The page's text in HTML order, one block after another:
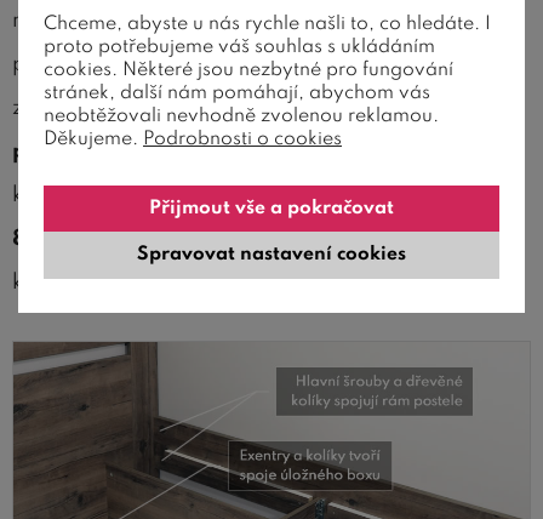
model postele neumožňuje výškově nastavovat
polohu roštů - mají tedy vždy pevnou pozici (
zapuštění matrace je cca 8 cm ). K celkové
pevnosti konstrukcepřispívá také
která pevně podepírá dva výklopné rošty
80x200 nebo 90x200 cm(dle ložné plochy),
které jsou součástí ceny postele.
Chceme, abyste u nás rychle našli to, co hledáte. I
proto potřebujeme váš souhlas s ukládáním
cookies. Některé jsou nezbytné pro fungování
stránek, další nám pomáhají, abychom vás
neobtěžovali nevhodně zvolenou reklamou.
Děkujeme. Podrobnosti o cookies
Spravovat nastavení cookies
Přijmout vše a pokračovat